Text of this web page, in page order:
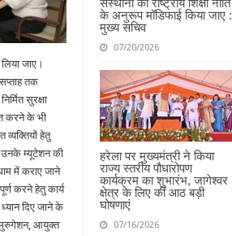
संस्थानों को राष्ट्रीय शिक्षा नीति
के अनुरूप मॉडिफाई किया जाए :
मुख्य सचिव
07/20/2026
हरेला पर मुख्यमंत्री ने किया
राज्य स्तरीय पौधारोपण
कार्यक्रम का शुभारंभ, जागेश्वर
क्षेत्र के लिए कीं आठ बड़ी
घोषणाएं
07/16/2026
लिया जाए।
तक
सुरक्षा
करने के भी
व्यक्तियों हेतु
उनके म्यूटेशन की
में कराए जाने
करने हेतु कार्य
ध्यान दिए जाने के
मुरुगेशन, आयुक्त